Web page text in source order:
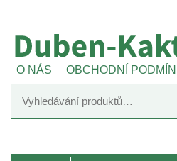
O NÁS OBCHODNÍ